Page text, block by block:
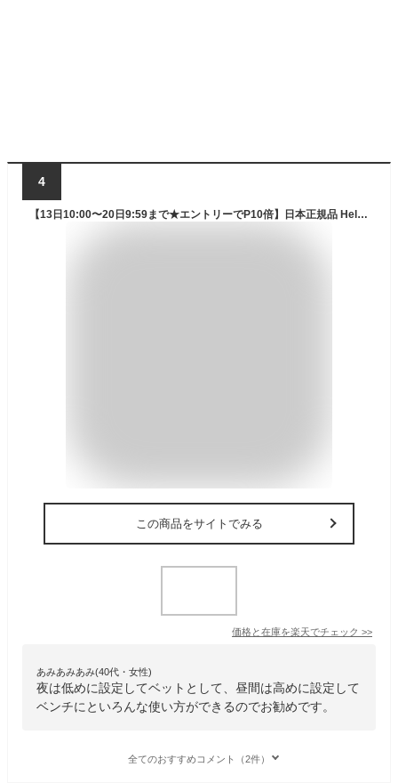
4
【13日10:00〜20日9:59まで★エントリーでP10倍】日本正規品 Helinox ヘリノックス コットワン コンバーチブル 1822170 【SLEP】
この商品をサイトでみる
価格と在庫を楽天でチェック >>
あみあみあみ(40代・女性)
夜は低めに設定してベットとして、昼間は高めに設定して
ベンチにといろんな使い方ができるのでお勧めです。
全てのおすすめコメント（2件）